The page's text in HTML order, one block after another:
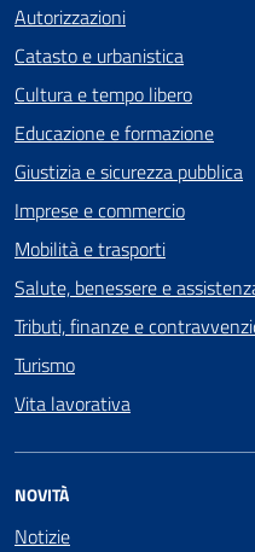
Autorizzazioni
Catasto e urbanistica
Cultura e tempo libero
Educazione e formazione
Giustizia e sicurezza pubblica
Imprese e commercio
Mobilità e trasporti
Salute, benessere e
Tributi, finanze e
Turismo
Vita lavorativa
NOVITÀ
Notizie